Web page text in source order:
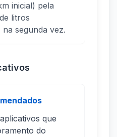
inicial) pela
litros
na segunda vez.
que
do